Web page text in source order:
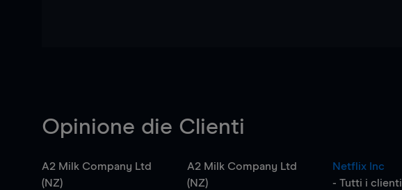
Opinione die Clienti
A2 Milk Company Ltd
(NZ)
A2 Milk Company Ltd
(NZ)
Netflix Inc
- Tutti i clienti